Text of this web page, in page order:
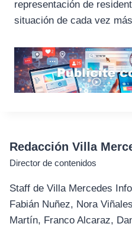
representación de
situación de cada vez
Redacción Villa
Director de contenidos
Staff de Villa Mercedes
Fabián Nuñez, Nora
Martín, Franco Alcaraz,